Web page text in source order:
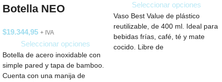
Botella NEO
$19.344,95 + IVA
Seleccionar opciones
Botella de acero inoxidable con
simple pared y tapa de bamboo.
Cuenta con una manija de
Seleccionar opciones
Vaso Best Value de plástico
reutilizable, de 400 ml. Ideal para
bebidas frías, café, té y mate
cocido. Libre de